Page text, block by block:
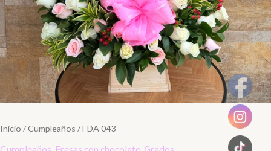
Inicio /Cumpleaños / FDA 043